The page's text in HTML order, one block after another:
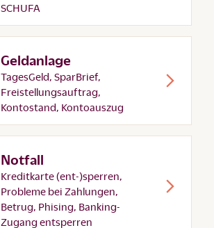
SCHUFA
Geldanlage
TagesGeld, SparBrief,
Freistellungsauftrag,
Kontostand, Kontoauszug
Notfall
Kreditkarte (ent-)sperren,
Probleme bei Zahlungen,
Betrug, Phising, Banking-
Zugang entsperren